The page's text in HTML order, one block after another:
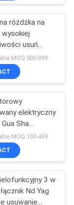
27
różdżka na
usuń
za
skóry
rurki
MOQ:500-999
elektryczny
Sha
podnośnik
MOQ:100-499
3 w
Nd Yag
usuwanie